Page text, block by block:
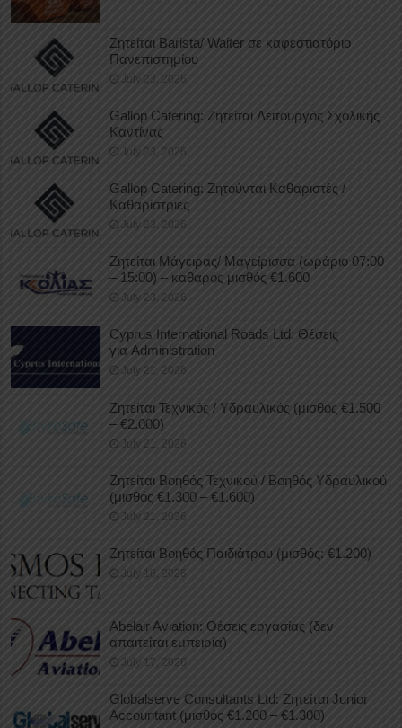
Ζητείται Barista/ Waiter σε καφεστιατόριο
Πανεπιστημίου
July 23, 2026
Gallop Catering: Ζητείται Λειτουργός Σχολικής
Καντίνας
July 23, 2026
Gallop Catering: Ζητούνται Καθαριστές /
Καθαρίστριες
July 23, 2026
Ζητείται Μάγειρας/ Μαγείρισσα (ωράριο 07:00
– 15:00) – καθαρός μισθός €1.600
July 23, 2026
Cyprus International Roads Ltd: Θέσεις
για Administration
July 21, 2026
Ζητείται Τεχνικός / Υδραυλικός (μισθός €1.500
– €2.000)
July 21, 2026
Ζητείται Βοηθός Τεχνικού / Βοηθός Υδραυλικού
(μισθός €1.300 – €1.600)
July 21, 2026
Ζητείται Βοηθός Παιδιάτρου (μισθός: €1.200)
July 18, 2026
Abelair Aviation: Θέσεις εργασίας (δεν
απαιτείται εμπειρία)
July 17, 2026
Globalserve Consultants Ltd: Ζητείται Junior
Accountant (μισθός €1.200 – €1.300)